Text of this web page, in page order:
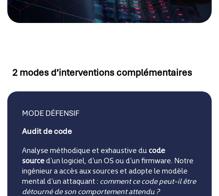
2 modes d’interventions complémentaires
MODE DÉFENSIF
Audit de code
Analyse méthodique et exhaustive du code
sourced’un logiciel, d’un OS ou d’un firmware. Notre
ingénieur a accès aux sources et adopte le modèle
mental d’un attaquant : comment ce code peut-il être
détourné de son comportement attendu ?